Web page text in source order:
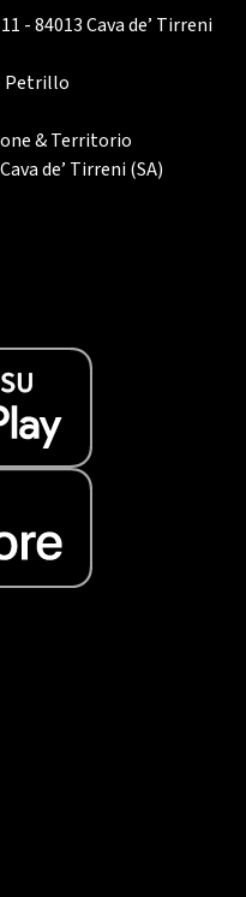
- 84013 Cava de’ Tirreni
Petrillo
& Territorio
de’ Tirreni (SA)